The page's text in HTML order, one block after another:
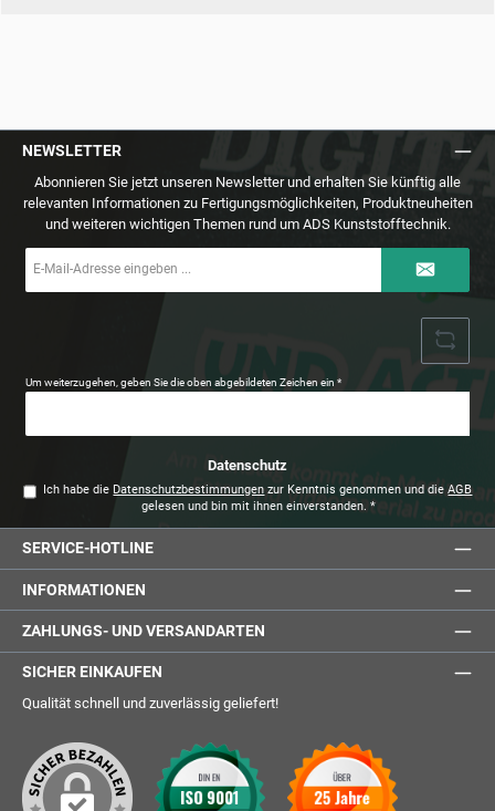
NEWSLETTER
Abonnieren Sie jetzt unseren Newsletter und erhalten Sie künftig alle
relevanten Informationen zu Fertigungsmöglichkeiten, Produktneuheiten
und weiteren wichtigen Themen rund um ADS Kunststofftechnik.
Mail-
Um weiterzugehen, geben Sie die oben abgebildeten Zeichen ein*
Datenschutz
Ich habe die Datenschutzbestimmungen zur Kenntnis genommen und dieAGB
gelesen und bin mit ihnen einverstanden. *
SERVICE-HOTLINE
INFORMATIONEN
ZAHLUNGS- UND VERSANDARTEN
SICHER EINKAUFEN
Qualität schnell und zuverlässig geliefert!